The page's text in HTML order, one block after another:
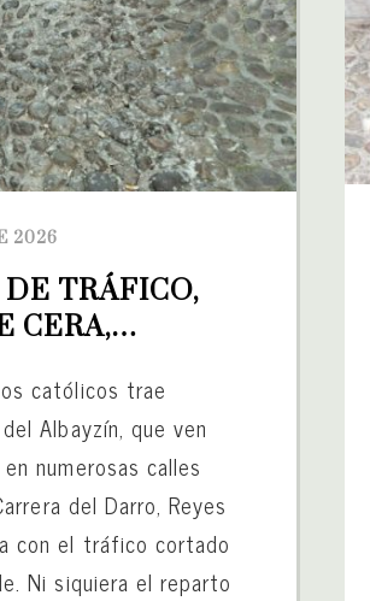
2026
DE TRÁFICO,
CERA,…
católicos trae
Albayzín, que ven
numerosas calles
del Darro, Reyes
con el tráfico cortado
Ni siquiera el reparto